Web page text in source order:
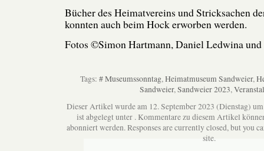
Bücher des Heimatvereins und Stricksachen
konnten auch beim Hock erworben werden.
Fotos ©Simon Hartmann, Daniel Ledwina
Tags: # Museumssonntag,Heimatmuseum Sandweier,
Sandweier,Sandweier 2023,
Dieser Artikel wurde am 12. September 2023 (Dienstag)
ist abgelegt unter . Kommentare zu diesem Artikel
abonniert werden. Responses are currently closed, but you
site.